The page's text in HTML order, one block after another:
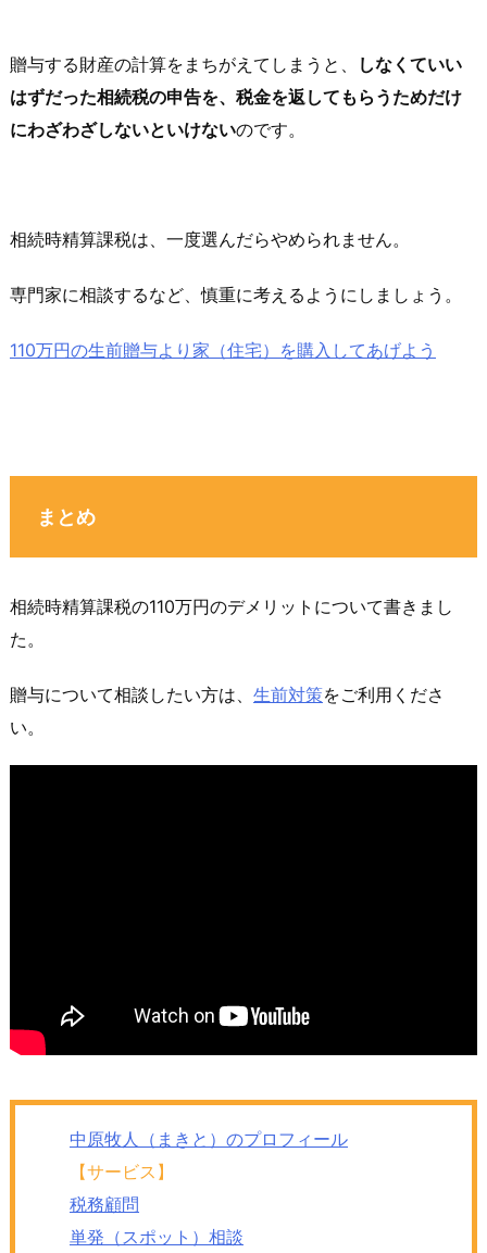
贈与する財産の計算をまちがえてしまうと、
しなくていい
はずだった相続税の申告を、税金を返してもらうためだけ
にわざわざしないといけないのです。
相続時精算課税は、一度選んだらやめられません。
専門家に相談するなど、慎重に考えるようにしましょう。
110万円の生前贈与より家（住宅）を購入してあげよう
まとめ
相続時精算課税の110万円のデメリットについて書きまし
た。
贈与について相談したい方は、 生前対策をご利用くださ
い。
中原牧人（まきと）のプロフィール
【サービス】
税務顧問
単発（スポット）相談